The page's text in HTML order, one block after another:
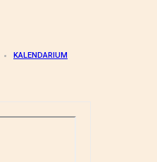
KALENDARIUM